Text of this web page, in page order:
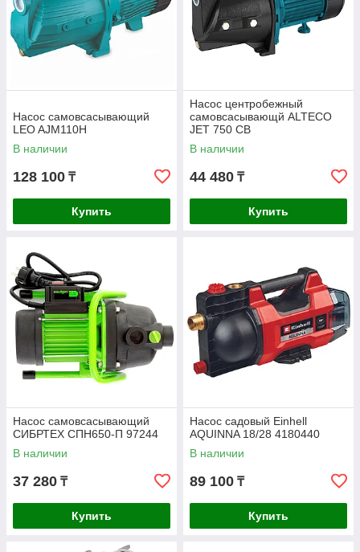
Насос самовсасывающий
LEO AJM110H
В наличии
128 100 ₸
Купить
Насос центробежный
самовсасывающй ALTECO
JET 750 CB
В наличии
44 480 ₸
Купить
Насос самовсасывающий
СИБРТЕХ СПН650-П 97244
В наличии
37 280 ₸
Купить
Насос садовый Einhell
AQUINNA 18/28 4180440
В наличии
89 100 ₸
Купить